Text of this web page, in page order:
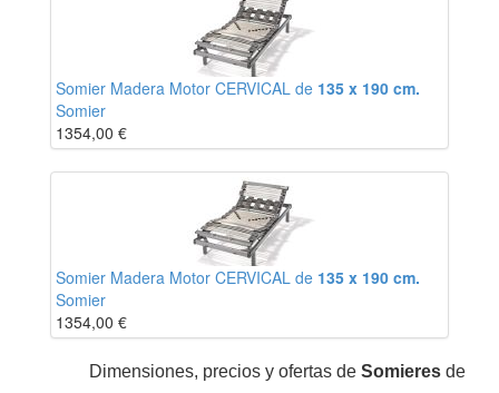
Somier Madera Motor CERVICAL de 135 x 190 cm.
Somier
1354,00 €
Somier Madera Motor CERVICAL de 135 x 190 cm.
Somier
1354,00 €
Dimensiones, precios y ofertas de Somieres de